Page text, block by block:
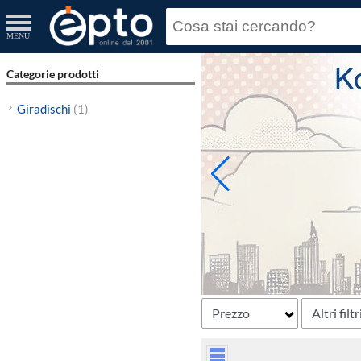
MENU
Categorie prodotti
Giradischi (1)
Prezzo Altri